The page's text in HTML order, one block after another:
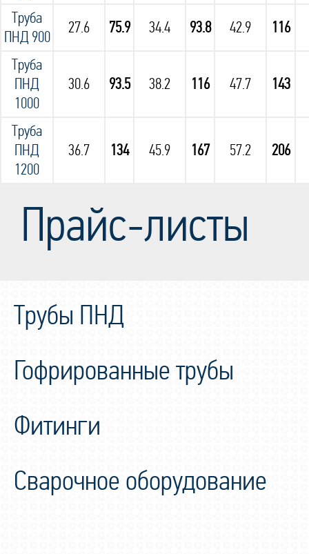
Труба
ПНД 900
27.6 75.9 34.4 93.8 42.9 116
Труба
ПНД
1000
30.6 93.5 38.2 116 47.7 143
Труба
ПНД
1200
36.7 134 45.9 167 57.2 206
Прайс-листы
Трубы ПНД
Гофрированные трубы
Фитинги
Сварочное оборудование